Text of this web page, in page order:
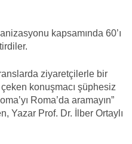
kapsamında 60’ı
ziyaretçilerle bir
konuşmacı şüphesiz
Roma’da aramayın”
Yazar Prof. Dr. İlber Ortaylı